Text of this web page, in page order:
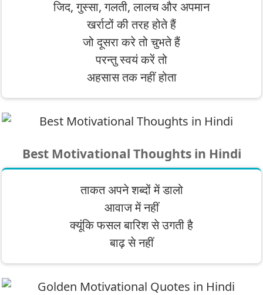
जिद, गुस्सा, गलती, लालच और अपमान
खर्राटों की तरह होते हैं
जो दूसरा करे तो चुभते हैं
परन्तु स्वयं करें तो
अहसास तक नहीं होता
Best Motivational Thoughts in Hindi
ताकत अपने शब्दों में डालो
आवाज में नहीं
क्यूंकि फसल बारिश से उगती है
बाढ़ से नहीं